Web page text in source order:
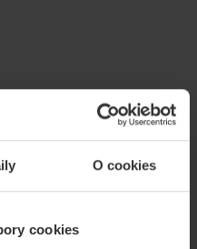
O cookies
cookies